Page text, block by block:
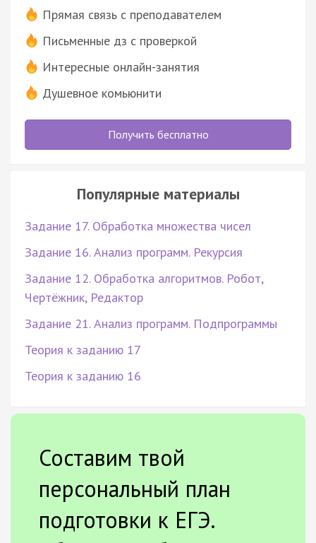
Прямая связь с преподавателем
Письменные дз с проверкой
Интересные онлайн-занятия
Душевное комьюнити
Получить бесплатно
Популярные материалы
Задание 17. Обработка множества чисел
Задание 16. Анализ программ. Рекурсия
Задание 12. Обработка алгоритмов. Робот,
Чертёжник, Редактор
Задание 21. Анализ программ. Подпрограммы
Теория к заданию 17
Теория к заданию 16
Составим твой
персональный план
подготовки к ЕГЭ.